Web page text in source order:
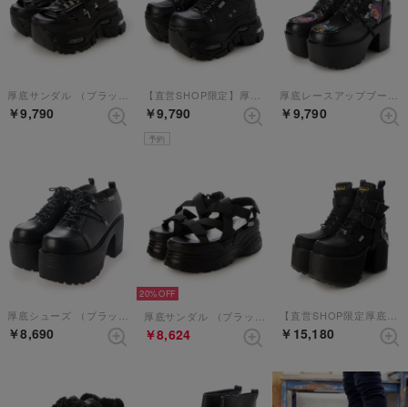
￥9,790 ￥9,790
予約
￥9,790
￥8,690
20%
￥8,624 ￥15,180